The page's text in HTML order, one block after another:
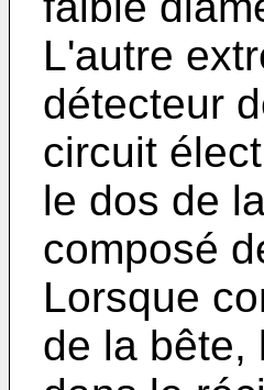
L'autre
détecteur
circuit
le dos de
composé
Lorsque
de la bête,